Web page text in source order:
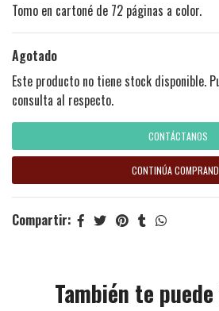
Tomo en cartoné de 72 páginas a color.
Agotado
Este producto no tiene stock disponible.
consulta al respecto.
CONTÁCTANOS
CONTINÚA
Compartir:
También te